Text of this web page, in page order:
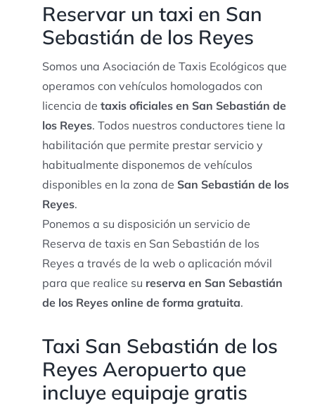
Reservar un taxi en San
Sebastián de los Reyes
Somos una Asociación de Taxis Ecológicos que
operamos con vehículos homologados con
licencia de taxis oficiales en San Sebastián de
los Reyes. Todos nuestros conductores tiene la
habilitación que permite prestar servicio y
habitualmente disponemos de vehículos
disponibles en la zona de San Sebastián de los
Reyes.
Ponemos a su disposición un servicio de
Reserva de taxis en San Sebastián de los
Reyes a través de la web o aplicación móvil
para que realice su reserva en San Sebastián
de los Reyes online de forma gratuita.
Taxi San Sebastián de los
Reyes Aeropuerto que
incluye equipaje gratis